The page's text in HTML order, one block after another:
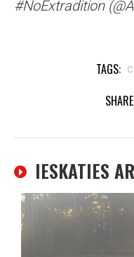
#NoExtradition
TAGS:
IESKATIES